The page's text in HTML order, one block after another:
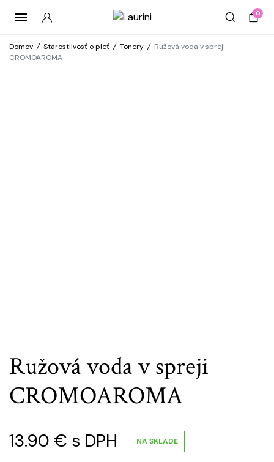
0
Domov / Starostlivosť o pleť / Tonery / Ružová voda v spreji
CROMOAROMA
Ružová voda v spreji
CROMOAROMA
13.90 € s DPH NA SKLADE